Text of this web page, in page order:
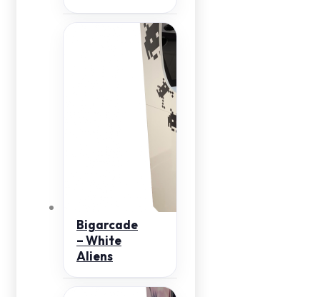
Bigarcade
– White
Aliens